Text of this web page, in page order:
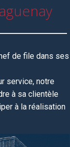
de file dans ses
service, notre
à sa clientèle
à la réalisation